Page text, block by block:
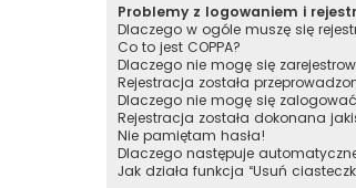
Problemy z logowaniem i
Dlaczego w ogóle muszę się
Co to jest COPPA?
Dlaczego nie mogę się
Rejestracja została
Dlaczego nie mogę się
Rejestracja została dokonana
Nie pamiętam hasła!
Dlaczego następuje
Jak działa funkcja “Usuń